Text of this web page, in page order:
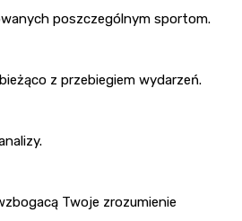
poszczególnym sportom.
z przebiegiem wydarzeń.
Twoje zrozumienie